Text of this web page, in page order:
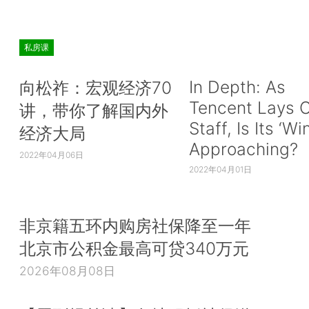
私房课
向松祚：宏观经济70
讲，带你了解国内外
经济大局
2022年04月06日
In Depth: As
Tencent Lays
Staff, Is Its
Approaching?
2022年04月01日
非京籍五环内购房社保降至一年
北京市公积金最高可贷340万元
2026年08月08日